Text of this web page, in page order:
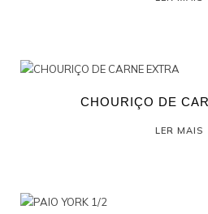
CHOURIÇO DE
LER MAIS